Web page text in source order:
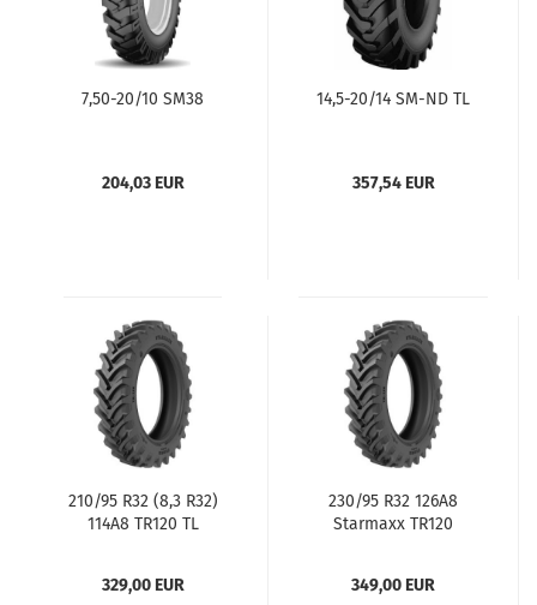
7,50-20/10 SM38
204,03 EUR
14,5-20/14 SM-ND TL
357,54 EUR
210/95 R32 (8,3 R32)
114A8 TR120 TL
329,00 EUR
230/95 R32 126A8
Starmaxx TR120
349,00 EUR